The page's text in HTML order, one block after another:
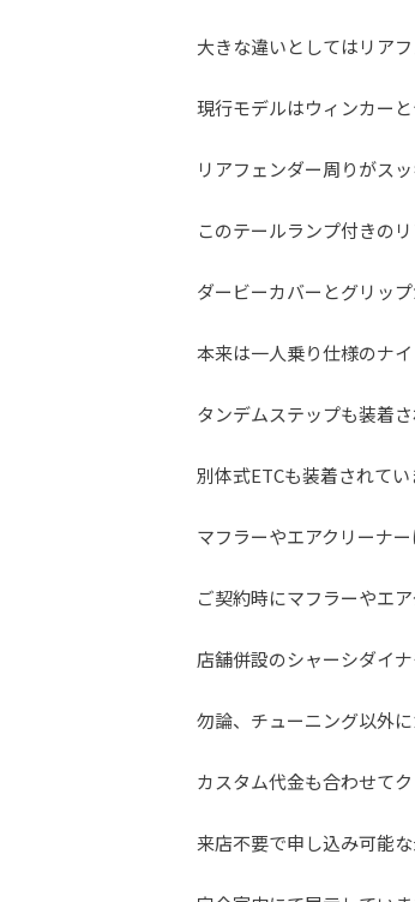
大きな違いとしてはリア
現行モデルはウィンカー
リアフェンダー周りがス
このテールランプ付きの
ダービーカバーとグリッ
本来は一人乗り仕様のナ
タンデムステップも装着
別体式ETCも装着されてい
マフラーやエアクリーナ
ご契約時にマフラーやエ
店舗併設のシャーシダイ
勿論、チューニング以外
カスタム代金も合わせて
来店不要で申し込み可能